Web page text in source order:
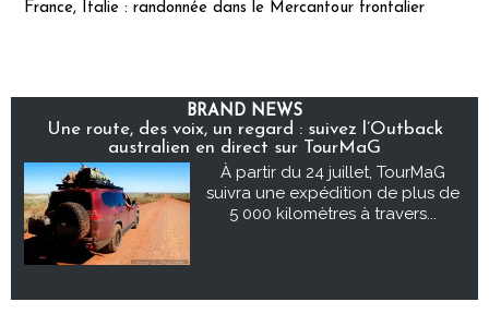
France, Italie : randonnée dans le Mercantour frontalier
BRAND NEWS
Une route, des voix, un regard : suivez l’Outback
australien en direct sur TourMaG
À partir du 24 juillet, TourMaG
suivra une expédition de plus de
5 000 kilomètres à travers...